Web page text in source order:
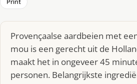
Provençaalse aardbeien met
mou is een gerecht uit de
maakt het in ongeveer 45
personen. Belangrijkste